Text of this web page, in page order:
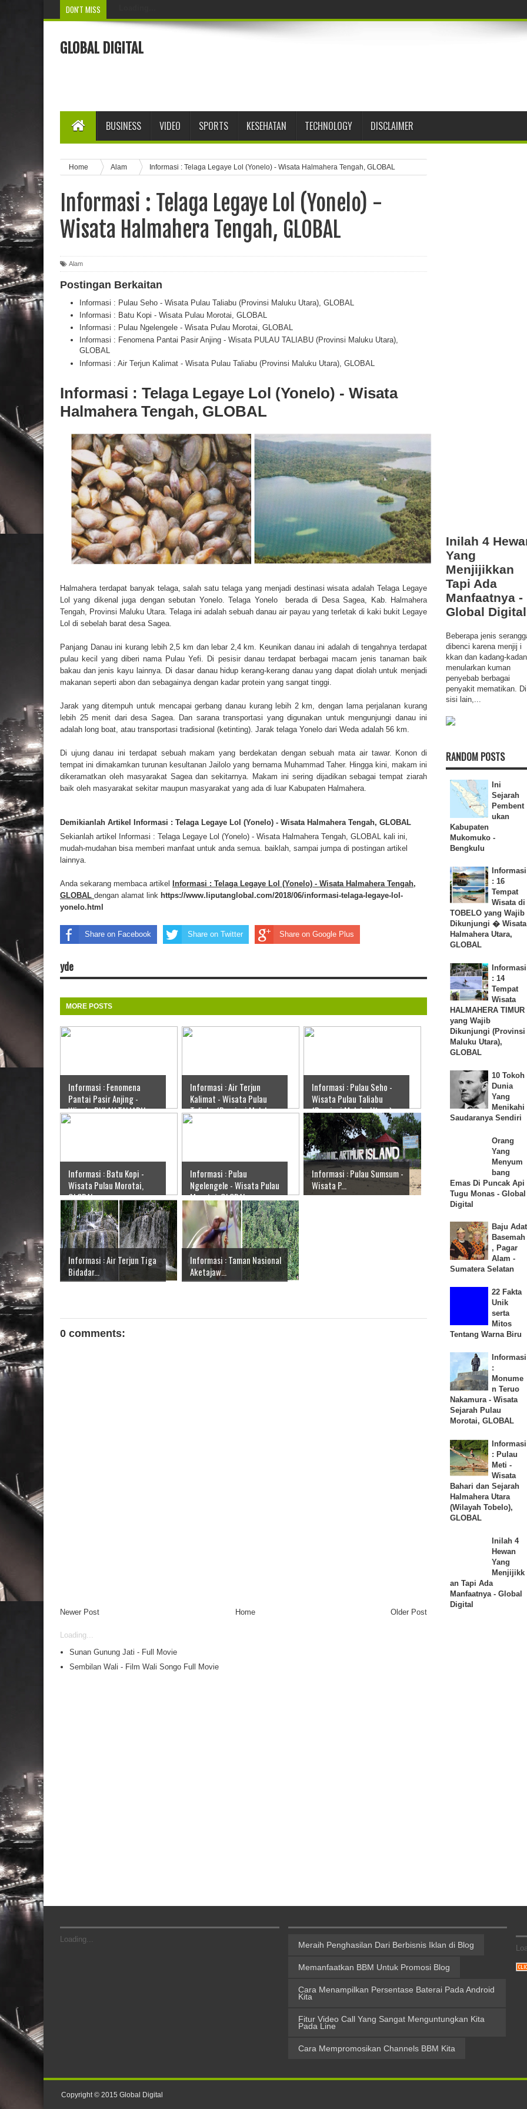
DON'T MISS
GLOBAL DIGITAL
BUSINESS VIDEO SPORTS KESEHATAN TECHNOLOGY DISCLAIMER
Inilah 4
Yang
Menjijikkan
Tapi Ada
Manfaatnya -
Global Digital
Beberapa jenis
dibenci karena menjij i
kkan dan kadang-
menularkan kuman
penyebab berbagai
penyakit mematikan. Di
sisi lain,...
RANDOM POSTS
Ini
Sejarah
Pembent
ukan
Kabupaten
Mukomuko -
Bengkulu
Informasi
: 16
Tempat
Wisata di
TOBELO yang Wajib
Dikunjungi � Wisata
Halmahera Utara,
GLOBAL
Informasi
: 14
Tempat
Wisata
HALMAHERA TIMUR
yang Wajib
Dikunjungi (Provinsi
Maluku Utara),
GLOBAL
10 Tokoh
Dunia
Yang
Menikahi
Saudaranya Sendiri
Orang
Yang
Menyum
bang
Emas Di Puncak Api
Tugu Monas - Global
Digital
Baju Adat
Basemah
, Pagar
Alam -
Sumatera Selatan
22 Fakta
Unik
serta
Mitos
Tentang Warna Biru
Informasi
:
Monume
n Teruo
Nakamura - Wisata
Sejarah Pulau
Morotai, GLOBAL
Informasi
: Pulau
Meti -
Wisata
Bahari dan Sejarah
Halmahera Utara
(Wilayah Tobelo),
GLOBAL
Inilah 4
Hewan
Yang
Menjijikk
an Tapi Ada
Manfaatnya - Global
Digital
Home Alam Informasi : Telaga Legaye Lol (Yonelo) - Wisata Halmahera Tengah, GLOBAL
Informasi : Telaga Legaye Lol (Yonelo) -
Wisata Halmahera Tengah, GLOBAL
Alam
Postingan Berkaitan
Informasi : Pulau Seho - Wisata Pulau Taliabu (Provinsi Maluku Utara), GLOBAL
Informasi : Batu Kopi - Wisata Pulau Morotai, GLOBAL
Informasi : Pulau Ngelengele - Wisata Pulau Morotai, GLOBAL
Informasi : Fenomena Pantai Pasir Anjing - Wisata PULAU TALIABU (Provinsi Maluku Utara),
GLOBAL
Informasi : Air Terjun Kalimat - Wisata Pulau Taliabu (Provinsi Maluku Utara), GLOBAL
Informasi : Telaga Legaye Lol (Yonelo) - Wisata
Halmahera Tengah, GLOBAL
Halmahera terdapat banyak telaga, salah satu telaga yang menjadi destinasi wisata adalah Telaga Legaye
Lol yang dikenal juga dengan sebutan Yonelo. Telaga Yonelo berada di Desa Sagea, Kab. Halmahera
Tengah , Provinsi Maluku Utara . Telaga ini adalah sebuah danau air payau yang terletak di kaki bukit Legaye
Lol di sebelah barat desa Sagea.
Panjang Danau ini kurang lebih 2,5 km dan lebar 2,4 km. Keunikan danau ini adalah di tengahnya terdapat
pulau kecil yang diberi nama Pulau Yefi. Di pesisir danau terdapat berbagai macam jenis tanaman baik
bakau dan jenis kayu lainnya. Di dasar danau hidup kerang-kerang danau yang dapat diolah untuk menjadi
makanan seperti abon dan sebagainya dengan kadar protein yang sangat tinggi.
Jarak yang ditempuh untuk mencapai gerbang danau kurang lebih 2 km, dengan lama perjalanan kurang
lebih 25 menit dari desa Sagea. Dan sarana transportasi yang digunakan untuk mengunjungi danau ini
adalah long boat, atau transportasi tradisional (ketinting). Jarak telaga Yonelo dari Weda adalah 56 km.
Di ujung danau ini terdapat sebuah makam yang berdekatan dengan sebuah mata air tawar. Konon di
tempat ini dimakamkan turunan kesultanan Jailolo yang bernama Muhammad Taher. Hingga kini, makam ini
dikeramatkan oleh masyarakat Sagea dan sekitarnya. Makam ini sering dijadikan sebagai tempat ziarah
baik oleh masyarakat sekitar maupun masyarakat yang ada di luar Kabupaten Halmahera.
Demikianlah Artikel Informasi : Telaga Legaye Lol (Yonelo) - Wisata Halmahera Tengah, GLOBAL
Sekianlah artikel Informasi : Telaga Legaye Lol (Yonelo) - Wisata Halmahera Tengah, GLOBAL kali ini,
mudah-mudahan bisa memberi manfaat untuk anda semua. baiklah, sampai jumpa di postingan artikel
lainnya.
Anda sekarang membaca artikel
Informasi : Telaga Legaye Lol (Yonelo) - Wisata Halmahera Tengah,
GLOBAL dengan alamat link https://www.liputanglobal.com/2018/06/informasi-telaga-legaye-lol-
yonelo.html
Share on Facebook Share on Twitter Share on Google Plus
yde
MORE POSTS
Informasi : Fenomena
Pantai Pasir Anjing -
Wisata PULAU TALIABU
(Provinsi Maluku Utara),
Informasi : Air Terjun
Kalimat - Wisata Pulau
Taliabu (Provinsi Maluku
Utara), GLOBAL
Informasi : Pulau Seho -
Wisata Pulau Taliabu
(Provinsi Maluku Utara),
GLOBAL
Informasi : Batu Kopi -
Wisata Pulau Morotai,
GLOBAL
Informasi : Pulau
Ngelengele - Wisata Pulau
Morotai, GLOBAL
Informasi : Pulau Sumsum -
Wisata P...
Informasi : Air Terjun Tiga
Bidadar...
Informasi : Taman Nasional
Aketajaw...
0 comments:
Newer Post Older Post
Home
Loading...
Sunan Gunung Jati - Full Movie
Sembilan Wali - Film Wali Songo Full Movie
Loading...
Meraih Penghasilan Dari Berbisnis Iklan di Blog
Memanfaatkan BBM Untuk Promosi Blog
Cara Menampilkan Persentase Baterai Pada Android
Kita
Fitur Video Call Yang Sangat Menguntungkan Kita
Pada Line
Cara Mempromosikan Channels BBM Kita
Copyright © 2015 Global Digital